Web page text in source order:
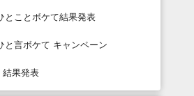
とことボケて結果発表
と言ボケて キャンペーン
果発表